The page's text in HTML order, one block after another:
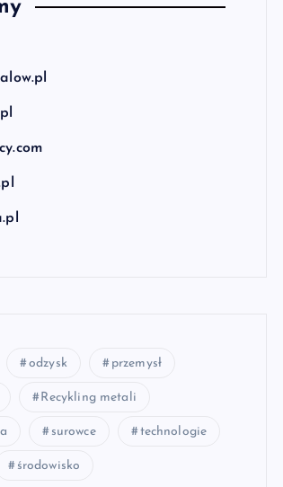
odzysk przemysł
Recykling metali
surowce technologie
środowisko